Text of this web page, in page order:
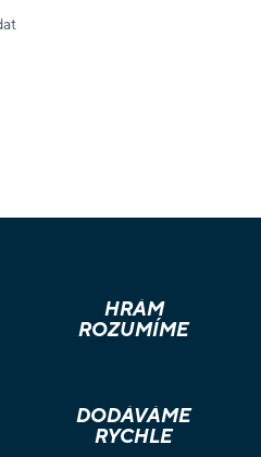
katastrof stejného typu
vypadnete ze hry. Karty
HRÁM
ROZUMÍME
DODÁVÁME
RYCHLE